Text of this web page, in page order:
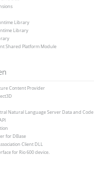
Library
Library
Shared Platform Module
Content Provider
Natural Language Server Data and Code
for DBase
Client DLL
for Rio 600 device.